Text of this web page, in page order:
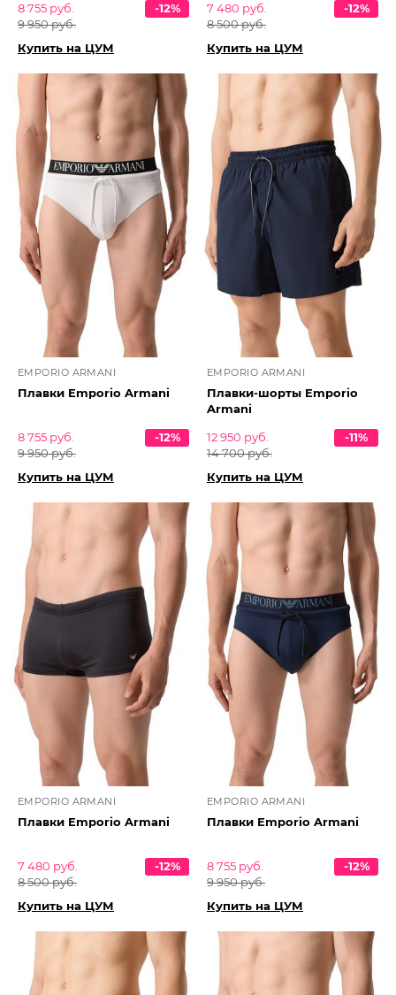
8 755 руб.
9 950 руб.
-12%
Купить на ЦУМ
7 480 руб.
8 500 руб.
-12%
Купить на ЦУМ
EMPORIO ARMANI
Плавки Emporio Armani
8 755 руб.
9 950 руб.
-12%
Купить на ЦУМ
EMPORIO ARMANI
Плавки-шорты Emporio
Armani
12 950 руб.
14 700 руб.
-11%
Купить на ЦУМ
EMPORIO ARMANI
Плавки Emporio Armani
7 480 руб.
8 500 руб.
-12%
Купить на ЦУМ
EMPORIO ARMANI
Плавки Emporio Armani
8 755 руб.
9 950 руб.
-12%
Купить на ЦУМ